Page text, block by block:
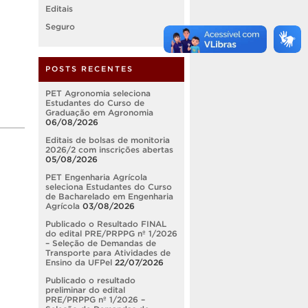
Editais
Seguro
POSTS RECENTES
PET Agronomia seleciona
Estudantes do Curso de
Graduação em Agronomia
06/08/2026
Editais de bolsas de monitoria
2026/2 com inscrições abertas
05/08/2026
PET Engenharia Agrícola
seleciona Estudantes do Curso
de Bacharelado em Engenharia
Agrícola 03/08/2026
Publicado o Resultado FINAL
do edital PRE/PRPPG nº 1/2026
– Seleção de Demandas de
Transporte para Atividades de
Ensino da UFPel 22/07/2026
Publicado o resultado
preliminar do edital
PRE/PRPPG nº 1/2026 –